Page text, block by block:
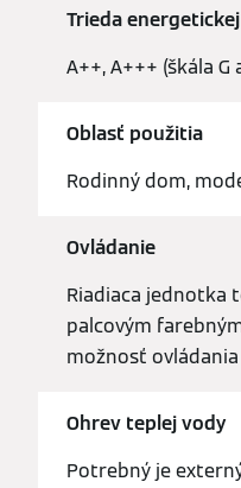
Trieda
A++, A+++ (škála G
Oblasť použitia
Rodinný dom,
Ovládanie
Riadiaca jednotka
palcovým
možnosť
Ohrev teplej vody
Potrebný je